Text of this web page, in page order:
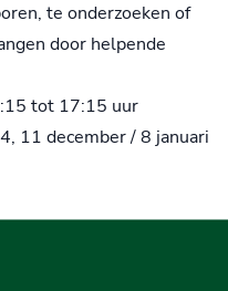
te onderzoeken of
door helpende
tot 17:15 uur
11 december / 8 januari